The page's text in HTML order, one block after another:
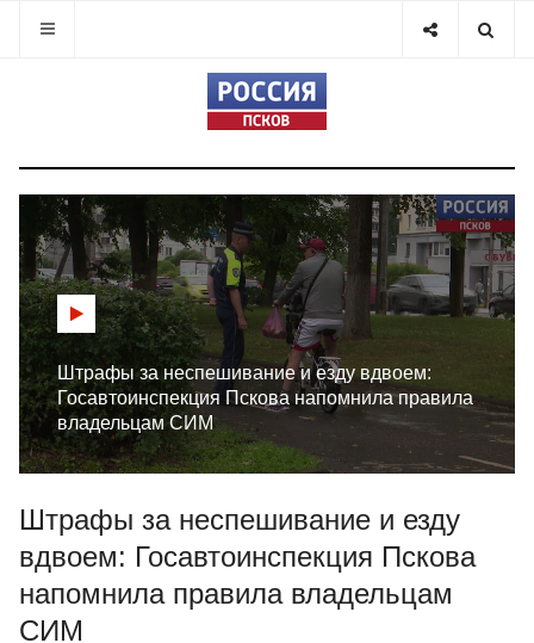
Штрафы за неспешивание и езду вдвоем:
Госавтоинспекция Пскова напомнила правила
владельцам СИМ
Штрафы за неспешивание и езду
вдвоем: Госавтоинспекция Пскова
напомнила правила владельцам
СИМ